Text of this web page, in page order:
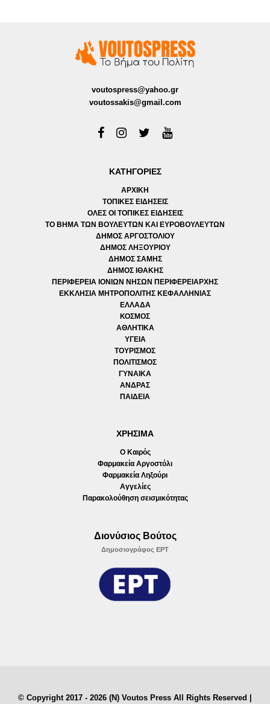
voutospress@yahoo.gr
voutossakis@gmail.com
ΚΑΤΗΓΟΡΙΕΣ
ΑΡΧΙΚΗ
ΤΟΠΙΚΕΣ ΕΙΔΗΣΕΙΣ
ΟΛΕΣ ΟΙ ΤΟΠΙΚΕΣ ΕΙΔΗΣΕΙΣ
ΤΟ ΒΗΜΑ ΤΩΝ ΒΟΥΛΕΥΤΩΝ ΚΑΙ ΕΥΡΟΒΟΥΛΕΥΤΩΝ
ΔΗΜΟΣ ΑΡΓΟΣΤΟΛΙΟΥ
ΔΗΜΟΣ ΛΗΞΟΥΡΙΟΥ
ΔΗΜΟΣ ΣΑΜΗΣ
ΔΗΜΟΣ ΙΘΑΚΗΣ
ΠΕΡΙΦΕΡΕΙΑ ΙΟΝΙΩΝ ΝΗΣΩΝ ΠΕΡΙΦΕΡΕΙΑΡΧΗΣ
ΕΚΚΛΗΣΙΑ ΜΗΤΡΟΠΟΛΙΤΗΣ ΚΕΦΑΛΛΗΝΙΑΣ
ΕΛΛΑΔΑ
ΚΟΣΜΟΣ
ΑΘΛΗΤΙΚΑ
ΥΓΕΙΑ
ΤΟΥΡΙΣΜΟΣ
ΠΟΛΙΤΙΣΜΟΣ
ΓΥΝΑΙΚΑ
ΑΝΔΡΑΣ
ΠΑΙΔΕΙΑ
ΧΡΗΣΙΜΑ
Ο Καιρός
Φαρμακεία Αργοστόλι
Φαρμακεία Ληξούρι
Αγγελίες
Παρακολούθηση σεισμικότητας
Διονύσιος Βούτος
Δημοσιογράφος ΕΡΤ
© Copyright 2017 - 2026 (N) Voutos Press All Rights Reserved |